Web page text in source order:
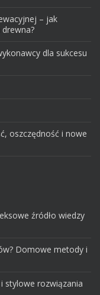
– jak
dla sukcesu
oszczędność i nowe
źródło wiedzy
Domowe metody i
stylowe rozwiązania